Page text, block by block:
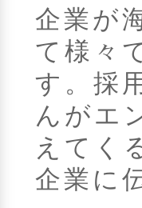
企業が
て様々
す。採
んがエ
えてく
企業に